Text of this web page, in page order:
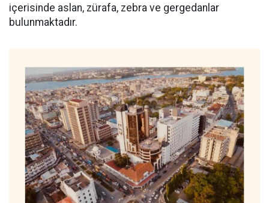
içerisinde aslan, zürafa, zebra ve gergedanlar
bulunmaktadır.